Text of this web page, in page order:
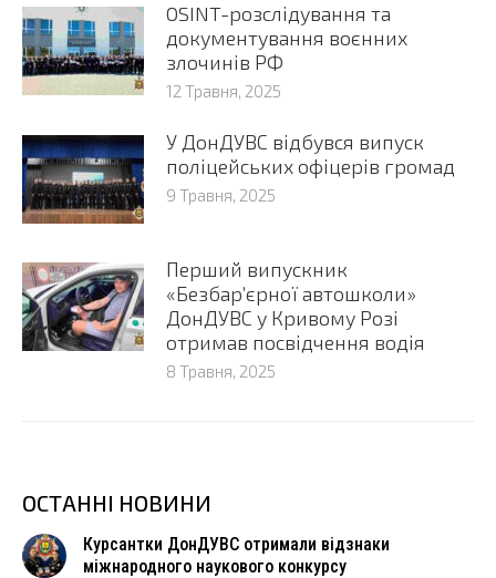
OSINT-розслідування та
документування воєнних
злочинів РФ
12 Травня, 2025
У ДонДУВС відбувся випуск
поліцейських офіцерів громад
9 Травня, 2025
Перший випускник
«Безбар’єрної автошколи»
ДонДУВС у Кривому Розі
отримав посвідчення водія
8 Травня, 2025
ОСТАННІ НОВИНИ
Курсантки ДонДУВС отримали відзнаки
міжнародного наукового конкурсу